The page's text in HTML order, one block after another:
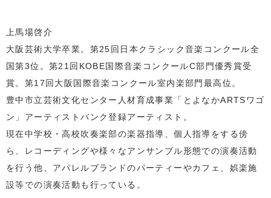
上馬場啓介
大阪芸術大学卒業。第25回日本クラシック音楽コンクール全
国第3位。第21回KOBE国際音楽コンクールC部門優秀賞受
賞。第17回大阪国際音楽コンクール室内楽部門最高位。
豊中市立芸術文化センター人材育成事業「とよなかARTSワゴ
ン」アーティストバンク登録アーティスト。
現在中学校・高校吹奏楽部の楽器指導、個人指導をする傍
ら、レコーディングや様々なアンサンブル形態での演奏活動
を行う他、アパレルブランドのパーティーやカフェ、娯楽施
設等での演奏活動も行っている。